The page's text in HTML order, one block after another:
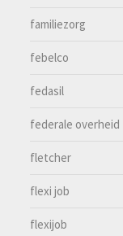
familiezorg
febelco
fedasil
federale overheid
fletcher
flexi job
flexijob